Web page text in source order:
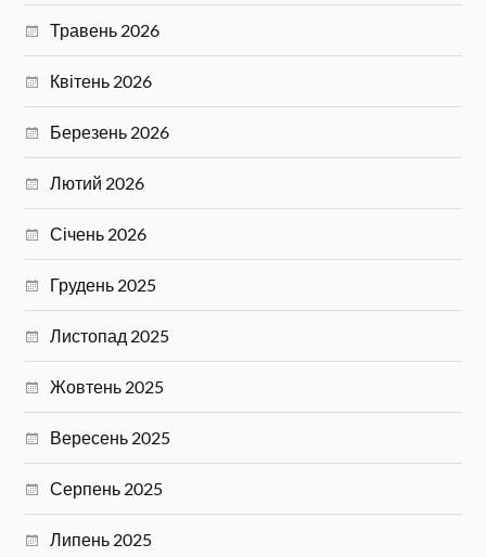
Травень 2026
Квітень 2026
Березень 2026
Лютий 2026
Січень 2026
Грудень 2025
Листопад 2025
Жовтень 2025
Вересень 2025
Серпень 2025
Липень 2025